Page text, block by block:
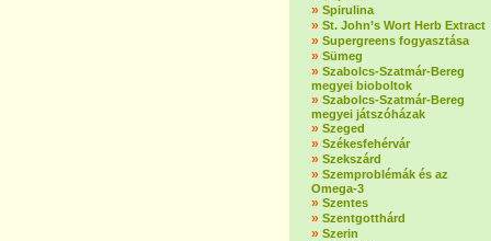
» Spirulina
» St. John’s Wort Herb Extract
» Supergreens fogyasztása
» Sümeg
» Szabolcs-Szatmár-Bereg
megyei bioboltok
» Szabolcs-Szatmár-Bereg
megyei játszóházak
» Szeged
» Székesfehérvár
» Szekszárd
» Szemproblémák és az
Omega-3
» Szentes
» Szentgotthárd
» Szerin